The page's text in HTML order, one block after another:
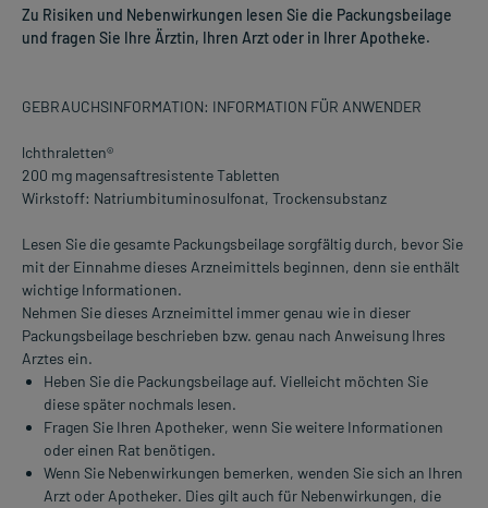
Zu Risiken und Nebenwirkungen lesen Sie die Packungsbeilage
und fragen Sie Ihre Ärztin, Ihren Arzt oder in Ihrer Apotheke.
GEBRAUCHSINFORMATION: INFORMATION FÜR ANWENDER
lchthraletten®
200 mg magensaftresistente Tabletten
Wirkstoff: Natriumbituminosulfonat, Trockensubstanz
Lesen Sie die gesamte Packungsbeilage sorgfältig durch, bevor Sie
mit der Einnahme dieses Arzneimittels beginnen, denn sie enthält
wichtige Informationen.
Nehmen Sie dieses Arzneimittel immer genau wie in dieser
Packungsbeilage beschrieben bzw. genau nach Anweisung Ihres
Arztes ein.
Heben Sie die Packungsbeilage auf. Vielleicht möchten Sie
diese später nochmals lesen.
Fragen Sie Ihren Apotheker, wenn Sie weitere Informationen
oder einen Rat benötigen.
Wenn Sie Nebenwirkungen bemerken, wenden Sie sich an Ihren
Arzt oder Apotheker. Dies gilt auch für Nebenwirkungen, die